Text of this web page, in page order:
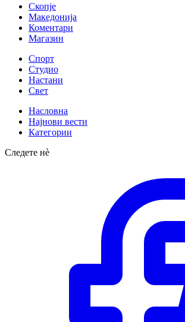
Скопје
Македонија
Коментари
Магазин
Спорт
Студио
Настани
Свет
Насловна
Најнови вести
Категории
Следете нè